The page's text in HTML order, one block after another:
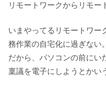
リモートワークからリモー
いまやってるリモートワー
務作業の自宅化に過ぎない。
だから、パソコンの前にい
稟議を電子にしようとかい